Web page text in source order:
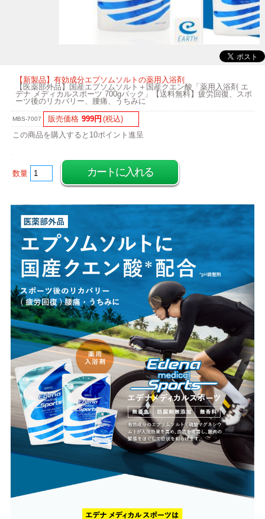
【新製品】有効成分エプソムソルトの薬用入浴剤
【医薬部外品】国産エプソムソルト＋国産クエン酸「薬用入浴剤 エ
デナ メディカルスポーツ 700gパック」【送料無料】疲労回復、スポ
ーツ後のリカバリー、腰痛、うちみに
MBS-7007 販売価格 999円 (税込)
この商品を購入すると10ポイント進呈
数量